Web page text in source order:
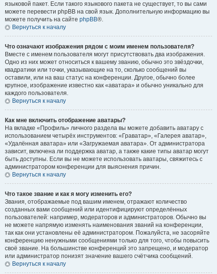
языковой пакет. Если такого языкового пакета не существует, то вы сами
можете перевести phpBB на свой язык. Дополнительную информацию вы
можете получить на сайте phpBB®.
Вернуться к началу
Что означают изображения рядом с моим именем пользователя?
Вместе с именем пользователя могут присутствовать два изображения.
Одно из них может относиться к вашему званию, обычно это звёздочки,
квадратики или точки, указывающие на то, сколько сообщений вы
оставили, или на ваш статус на конференции. Другое, обычно более
крупное, изображение известно как «аватара» и обычно уникально для
каждого пользователя.
Вернуться к началу
Как мне включить отображение аватары?
На вкладке «Профиль» личного раздела вы можете добавить аватару с
использованием четырёх инструментов: «Граватар», «Галерея аватар»,
«Удалённая аватара» или «Загружаемая аватара». От администратора
зависит, включена ли поддержка аватар, а также какие типы аватар могут
быть доступны. Если вы не можете использовать аватары, свяжитесь с
администратором конференции для выяснения причин.
Вернуться к началу
Что такое звание и как я могу изменить его?
Звания, отображаемые под вашим именем, отражают количество
созданных вами сообщений или идентифицируют определённых
пользователей: например, модераторов и администраторов. Обычно вы
не можете напрямую изменять наименования званий на конференции,
так как они установлены её администратором. Пожалуйста, не засоряйте
конференцию ненужными сообщениями только для того, чтобы повысить
своё звание. На большинстве конференций это запрещено, и модератор
или администратор понизят значение вашего счётчика сообщений.
Вернуться к началу